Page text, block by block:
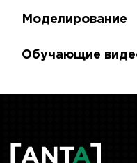
Моделирование
Обучающие